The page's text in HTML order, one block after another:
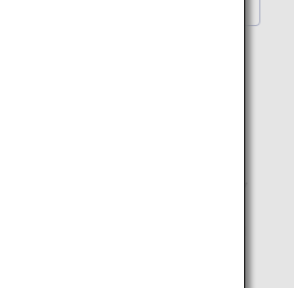
ปลอดภัยบนเครื่อง
Pokémon Company
ตความปลอดภัยบนเครื่อง
นครั้งแรกของโลก